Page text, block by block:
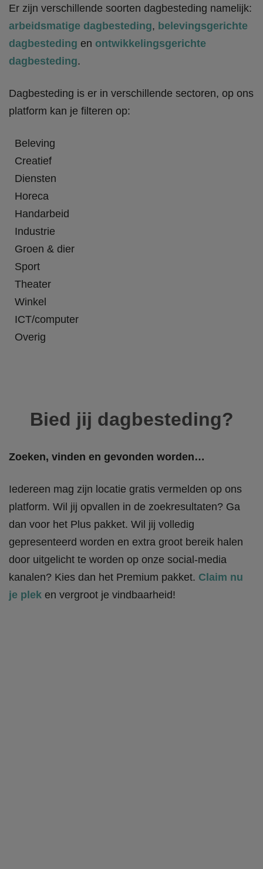
Er zijn verschillende soorten dagbesteding namelijk:
arbeidsmatige dagbesteding, belevingsgerichte
dagbesteding en ontwikkelingsgerichte
dagbesteding.
Dagbesteding is er in verschillende sectoren, op ons
platform kan je filteren op:
Beleving
Creatief
Diensten
Horeca
Handarbeid
Industrie
Groen & dier
Sport
Theater
Winkel
ICT/computer
Overig
Bied jij dagbesteding?
Zoeken, vinden en gevonden worden…
Iedereen mag zijn locatie gratis vermelden op ons
platform. Wil jij opvallen in de zoekresultaten? Ga
dan voor het Plus pakket. Wil jij volledig
gepresenteerd worden en extra groot bereik halen
door uitgelicht te worden op onze social-media
kanalen? Kies dan het Premium pakket. Claim nu
je plek en vergroot je vindbaarheid!